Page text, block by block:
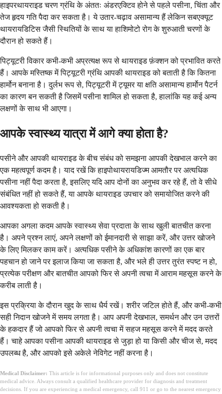
हाइपरथायराइड चरण ग्रंथि के अंततः अंडरएक्टिव होने से पहले पसीना, चिंता और
तेज हृदय गति पैदा कर सकता है। ये उतार-चढ़ाव असामान्य हैं लेकिन सबएक्यूट
थायरायडिटिस जैसी स्थितियों के साथ या हाशिमोटो रोग के शुरुआती चरणों के
दौरान हो सकते हैं।
पिट्यूटरी विकार कभी-कभी अप्रत्यक्ष रूप से थायराइड फ़ंक्शन को प्रभावित करते
हैं। आपके मस्तिष्क में पिट्यूटरी ग्रंथि आपकी थायराइड को बताती है कि कितना
हार्मोन बनाना है। दुर्लभ रूप से, पिट्यूटरी में ट्यूमर या क्षति असामान्य हार्मोन पैटर्न
का कारण बन सकती है जिसमें पसीना शामिल हो सकता है, हालांकि यह कई अन्य
लक्षणों के साथ भी आएगा।
आपके स्वास्थ्य यात्रा में आगे क्या होता है?
पसीने और आपकी थायराइड के बीच संबंध को समझना आपकी देखभाल करने का
एक महत्वपूर्ण कदम है। याद रखें कि हाइपोथायरायडिज्म आमतौर पर अत्यधिक
पसीना नहीं पैदा करता है, इसलिए यदि आप दोनों का अनुभव कर रहे हैं, तो वे सीधे
संबंधित नहीं हो सकते हैं, या आपके थायराइड उपचार को समायोजित करने की
आवश्यकता हो सकती है।
आपका अगला कदम आपके स्वास्थ्य सेवा प्रदाता के साथ खुली बातचीत करना
है। अपने प्रश्न लाएं, अपने लक्षणों को ईमानदारी से साझा करें, और उत्तर खोजने
के लिए मिलकर काम करें। अत्यधिक पसीने के अधिकांश कारणों का एक बार
पहचान हो जाने पर इलाज किया जा सकता है, और भले ही उत्तर तुरंत स्पष्ट न हो,
प्रत्येक परीक्षण और बातचीत आपको फिर से अपनी त्वचा में आराम महसूस करने के
करीब लाती है।
इस प्रक्रिया के दौरान खुद के साथ धैर्य रखें। शरीर जटिल होते हैं, और कभी-कभी
सही निदान खोजने में समय लगता है। आप अपनी देखभाल, समर्थन और उन उत्तरों
के हकदार हैं जो आपको फिर से अपनी त्वचा में सहज महसूस करने में मदद करते
हैं। चाहे आपका पसीना आपकी थायराइड से जुड़ा हो या किसी और चीज से, मदद
उपलब्ध है, और आपको इसे अकेले नेविगेट नहीं करना है।
Medical Disclaimer: This article is for informational purposes only and does not constitute
medical advice. Always consult a qualified healthcare provider for diagnosis and treatment
decisions. If you are experiencing a medical emergency, call 911 or go to the nearest emergency